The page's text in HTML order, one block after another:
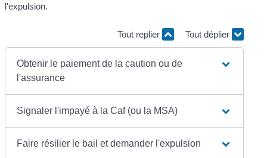
l'expulsion.
Tout replier Tout déplier
Obtenir le paiement de la caution ou de
l'assurance
Signaler l'impayé à la Caf (ou la MSA)
Faire résilier le bail et demander l'expulsion